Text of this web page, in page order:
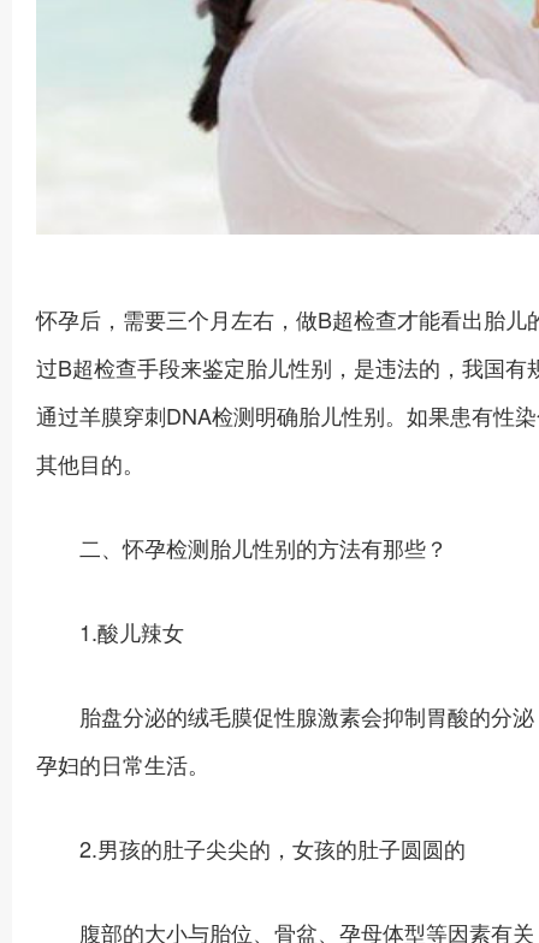
怀孕后，需要三个月左右，做B超检查才能看出胎
过B超检查手段来鉴定胎儿性别，是违法的，我国
通过羊膜穿刺DNA检测明确胎儿性别。如果患有性
其他目的。
二、怀孕检测胎儿性别的方法有那些？
1.酸儿辣女
胎盘分泌的绒毛膜促性腺激素会抑制胃酸的分泌
孕妇的日常生活。
2.男孩的肚子尖尖的，女孩的肚子圆圆的
腹部的大小与胎位、骨盆、孕母体型等因素有关